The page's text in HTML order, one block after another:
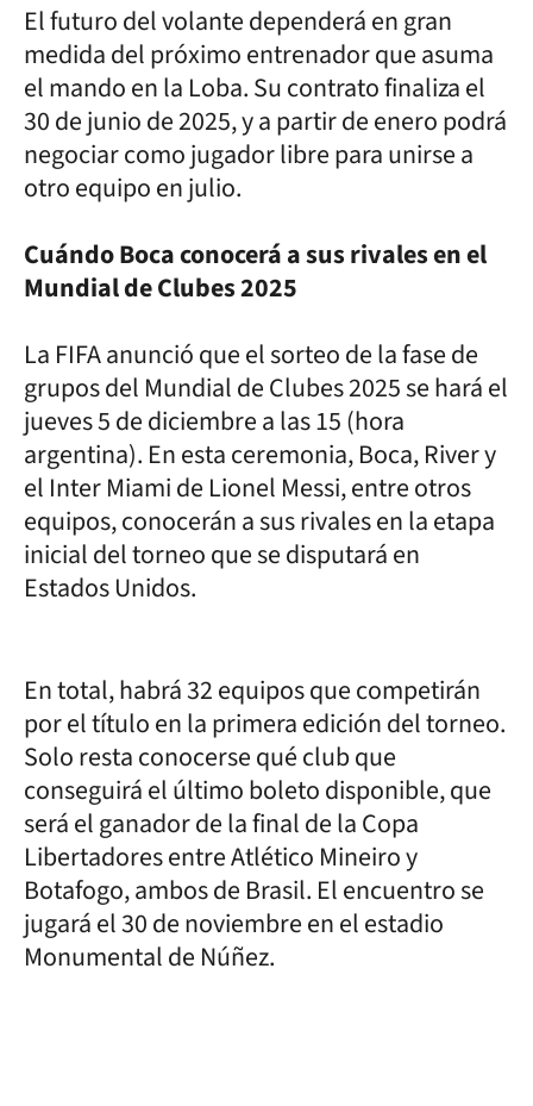
El futuro del volante dependerá en gran
medida del próximo entrenador que asuma
el mando en la Loba. Su contrato finaliza el
30 de junio de 2025, y a partir de enero podrá
negociar como jugador libre para unirse a
otro equipo en julio.
Cuándo Boca conocerá a sus rivales en el
Mundial de Clubes 2025
La FIFA anunció que el sorteo de la fase de
grupos del Mundial de Clubes 2025 se hará el
jueves 5 de diciembre a las 15 (hora
argentina). En esta ceremonia, Boca, River y
el Inter Miami de Lionel Messi, entre otros
equipos, conocerán a sus rivales en la etapa
inicial del torneo que se disputará en
Estados Unidos.
En total, habrá 32 equipos que competirán
por el título en la primera edición del torneo.
Solo resta conocerse qué club que
conseguirá el último boleto disponible, que
será el ganador de la final de la Copa
Libertadores entre Atlético Mineiro y
Botafogo, ambos de Brasil. El encuentro se
jugará el 30 de noviembre en el estadio
Monumental de Núñez.